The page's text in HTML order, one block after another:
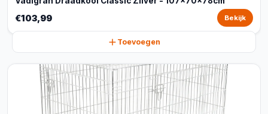
€103,99 Bekijk
Toevoegen